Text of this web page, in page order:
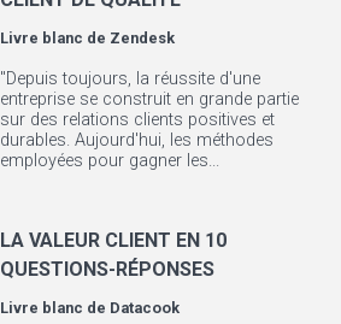
Livre blanc de Zendesk
"Depuis toujours, la réussite d'une
entreprise se construit en grande partie
sur des relations clients positives et
durables. Aujourd'hui, les méthodes
employées pour gagner les...
LA VALEUR CLIENT EN 10
QUESTIONS-RÉPONSES
Livre blanc de Datacook